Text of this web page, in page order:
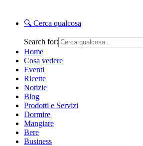
🔍 Cerca qualcosa
Search for:
Home
Cosa vedere
Eventi
Ricette
Notizie
Blog
Prodotti e Servizi
Dormire
Mangiare
Bere
Business